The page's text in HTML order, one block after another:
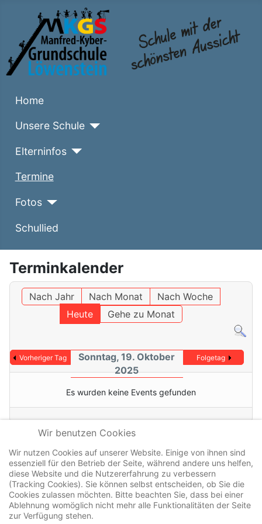
Home
Unsere Schule
Elterninfos
Termine
Fotos
Schullied
Terminkalender
Nach Jahr Nach Monat
Nach Woche
Heute
Gehe zu Monat
Vorheriger Tag
Sonntag, 19. Oktober
2025
Folgetag
Es wurden keine Events gefunden
Kontakt
Datenschutz
Impressum
Cookierichtlinie
Wir benutzen Cookies
Wir nutzen Cookies auf unserer Website. Einige von ihnen sind
essenziell für den Betrieb der Seite, während andere uns helfen,
diese Website und die Nutzererfahrung zu verbessern
(Tracking Cookies). Sie können selbst entscheiden, ob Sie die
Cookies zulassen möchten. Bitte beachten Sie, dass bei einer
Ablehnung womöglich nicht mehr alle Funktionalitäten der Seite
zur Verfügung stehen.